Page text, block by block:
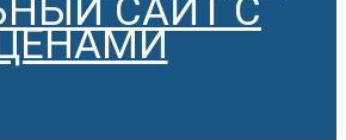
САЙТ С